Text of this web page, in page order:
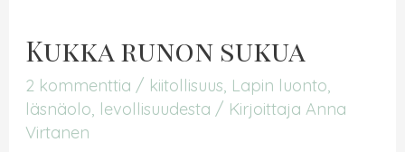
Kukka runon sukua
2 kommenttia / kiitollisuus, Lapin luonto,
läsnäolo, levollisuudesta / KirjoittajaAnna
Virtanen